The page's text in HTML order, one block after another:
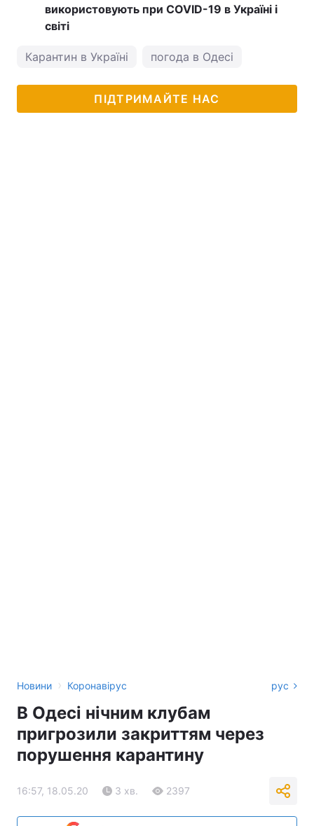
використовують при COVID-19 в Україні і
світі
Карантин в Україні погода в Одесі
ПІДТРИМАЙТЕ НАС
Новини › Коронавірус рус
В Одесі нічним клубам
пригрозили закриттям через
порушення карантину
16:57, 18.05.20 3 хв. 2397